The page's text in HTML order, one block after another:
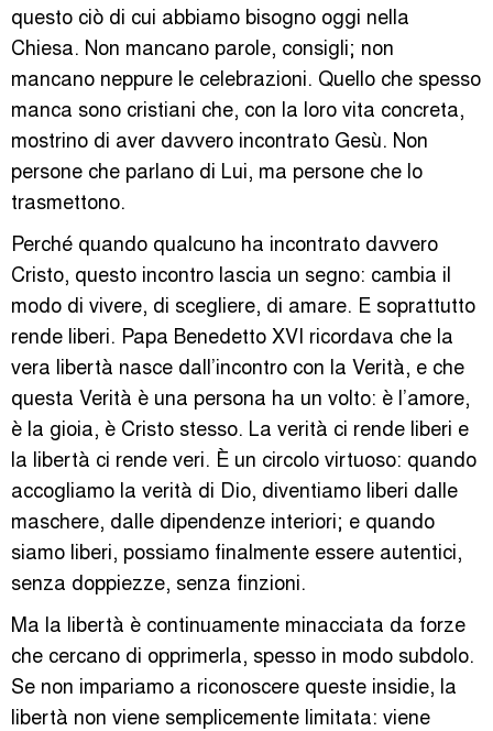
questo ciò di cui abbiamo bisogno oggi nella
Chiesa. Non mancano parole, consigli; non
mancano neppure le celebrazioni. Quello che spesso
manca sono cristiani che, con la loro vita concreta,
mostrino di aver davvero incontrato Gesù. Non
persone che parlano di Lui, ma persone che lo
trasmettono.
Perché quando qualcuno ha incontrato davvero
Cristo, questo incontro lascia un segno: cambia il
modo di vivere, di scegliere, di amare. E soprattutto
rende liberi. Papa Benedetto XVI ricordava che la
vera libertà nasce dall’incontro con la Verità, e che
questa Verità è una persona ha un volto: è l’amore,
è la gioia, è Cristo stesso. La verità ci rende liberi e
la libertà ci rende veri. È un circolo virtuoso: quando
accogliamo la verità di Dio, diventiamo liberi dalle
maschere, dalle dipendenze interiori; e quando
siamo liberi, possiamo finalmente essere autentici,
senza doppiezze, senza finzioni.
Ma la libertà è continuamente minacciata da forze
che cercano di opprimerla, spesso in modo subdolo.
Se non impariamo a riconoscere queste insidie, la
libertà non viene semplicemente limitata: viene